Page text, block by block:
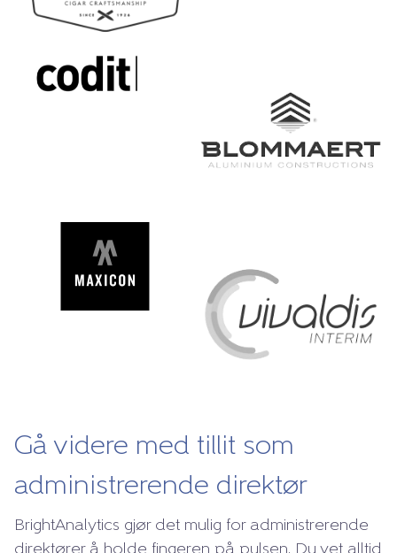
Gå videre med tillit som
administrerende direktør
BrightAnalytics gjør det mulig for administrerende